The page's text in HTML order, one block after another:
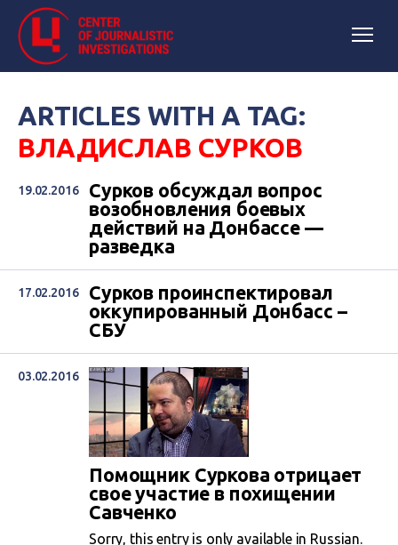
ARTICLES WITH A TAG:
ВЛАДИСЛАВ СУРКОВ
19.02.2016
Сурков обсуждал вопрос
возобновления боевых
действий на Донбассе —
разведка
17.02.2016
Сурков проинспектировал
оккупированный Донбасс –
СБУ
03.02.2016
Помощник Суркова отрицает
свое участие в похищении
Савченко
Sorry, this entry is only available in Russian.